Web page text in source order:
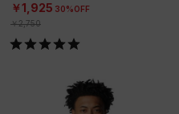
￥1,925 30%OFF
￥2,750